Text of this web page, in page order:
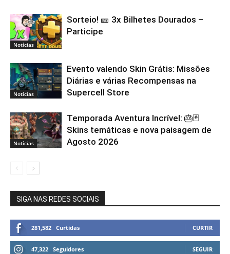
Notícias
Sorteio! 🎫 3x Bilhetes Dourados –
Participe
Notícias
Evento valendo Skin Grátis: Missões
Diárias e várias Recompensas na
Supercell Store
Notícias
Temporada Aventura Incrível: 🎂🃏
Skins temáticas e nova paisagem de
Agosto 2026
SIGA NAS REDES SOCIAIS
281,582 Curtidas CURTIR
47,322 Seguidores SEGUIR